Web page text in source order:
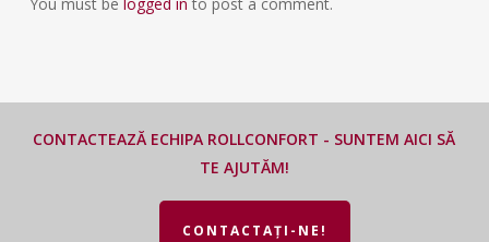
CONTACTEAZĂ ECHIPA ROLLCONFORT - SUNTEM AICI SĂ
TE AJUTĂM!
CONTACTAȚI-NE!